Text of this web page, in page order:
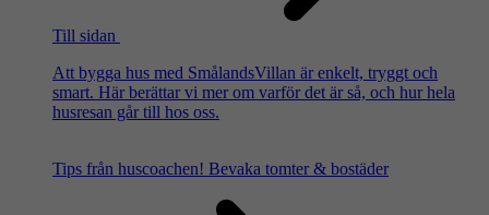
Till sidan
Att bygga hus med SmålandsVillan är enkelt, tryggt och
smart. Här berättar vi mer om varför det är så, och hur hela
husresan går till hos oss.
Tips från huscoachen! Bevaka tomter & bostäder